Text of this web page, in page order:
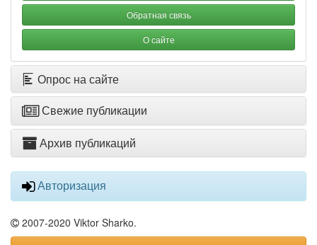
Обратная связь
О сайте
Опрос на сайте
Свежие публикации
Архив публикаций
Авторизация
2007-2020 Viktor Sharko.